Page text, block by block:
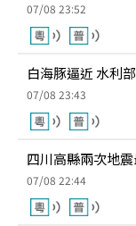
07/08 23:52
白海豚逼近 水利
07/08 23:43
四川高縣兩次地
07/08 22:44